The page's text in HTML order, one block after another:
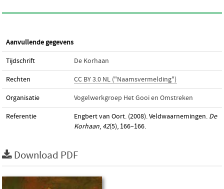
Aanvullende gegevens
Tijdschrift De Korhaan
Rechten CC BY 3.0 NL ("Naamsvermelding")
Organisatie Vogelwerkgroep Het Gooi en Omstreken
Referentie Engbert van Oort. (2008). Veldwaarnemingen. De
Korhaan, 42(5), 166–166.
Download PDF